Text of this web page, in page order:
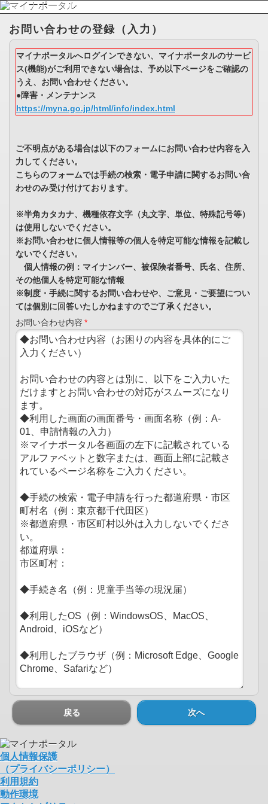
お問い合わせの登録（入力）
マイナポータルへログインできない、マイナポータルのサービ
ス(機能)がご利用できない場合は、予め以下ページをご確認の
うえ、お問い合わせください。
●障害・メンテナンス
https://myna.go.jp/html/info/index.html
ご不明点がある場合は以下のフォームにお問い合わせ内容を入
力してください。
こちらのフォームでは手続の検索・電子申請に関するお問い合
わせのみ受け付けております。
※半角カタカナ、機種依存文字（丸文字、単位、特殊記号等）
は使用しないでください。
※お問い合わせに個人情報等の個人を特定可能な情報を記載し
ないでください。
個人情報の例：マイナンバー、被保険者番号、氏名、住所、
その他個人を特定可能な情報
※制度・手続に関するお問い合わせや、ご意見・ご要望につい
ては個別に回答いたしかねますのでご了承ください。
お問い合わせ内容 *
戻る 次へ
個人情報保護
（プライバシーポリシー）
利用規約
動作環境